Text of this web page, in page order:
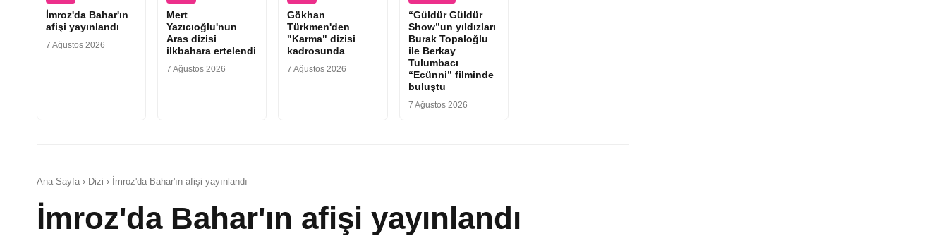
İmroz'da Bahar'ın
afişi yayınlandı
7 Ağustos 2026
Mert
Yazıcıoğlu'nun
Aras dizisi
ilkbahara ertelendi
7 Ağustos 2026
Gökhan
Türkmen'den
"Karma" dizisi
kadrosunda
7 Ağustos 2026
“Güldür Güldür
Show”un yıldızları
Burak Topaloğlu
ile Berkay
Tulumbacı
“Ecünni” filminde
buluştu
7 Ağustos 2026
Ana Sayfa › Dizi › İmroz'da Bahar'ın afişi yayınlandı
İmroz'da Bahar'ın afişi yayınlandı